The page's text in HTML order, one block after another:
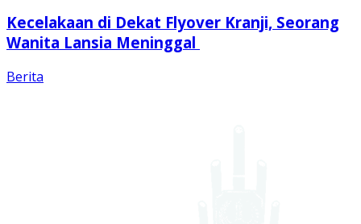
Kecelakaan di Dekat Flyover Kranji, Seorang
Wanita Lansia Meninggal
Berita